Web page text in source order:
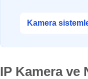
Kamera
IP Kamera ve